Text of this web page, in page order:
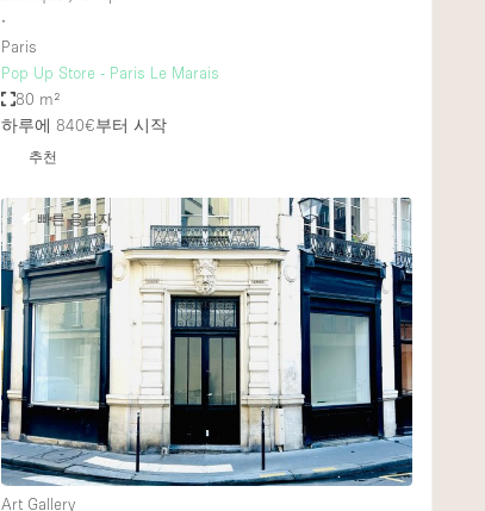
∙
Paris
Pop Up Store - Paris Le Marais
80 m²
하루에 840€부터 시작
추천
빠른 응답자
Art Gallery